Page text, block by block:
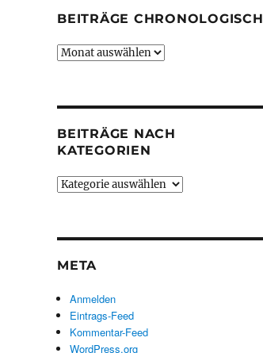
BEITRÄGE CHRONOLOGISCH
Beiträge
BEITRÄGE NACH
KATEGORIEN
Beiträge
META
Anmelden
Eintrags-Feed
Kommentar-Feed
WordPress.org